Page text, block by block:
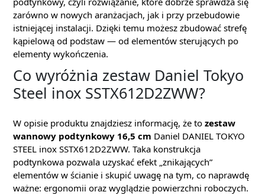
zarówno w nowych aranżacjach, jak i przy przebudowie
istniejącej instalacji. Dzięki temu możesz zbudować strefę
kąpielową od podstaw — od elementów sterujących po
elementy wykończenia.
Co wyróżnia zestaw Daniel Tokyo
Steel inox SSTX612D2ZWW?
W opisie produktu znajdziesz informację, że to zestaw
wannowy podtynkowy 16,5 cm Daniel DANIEL TOKYO
STEEL inox SSTX612D2ZWW. Taka konstrukcja
podtynkowa pozwala uzyskać efekt „znikających”
elementów w ścianie i skupić uwagę na tym, co naprawdę
ważne: ergonomii oraz wyglądzie powierzchni roboczych.